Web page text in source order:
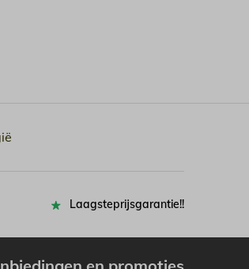
Laagsteprijsgarantie!!